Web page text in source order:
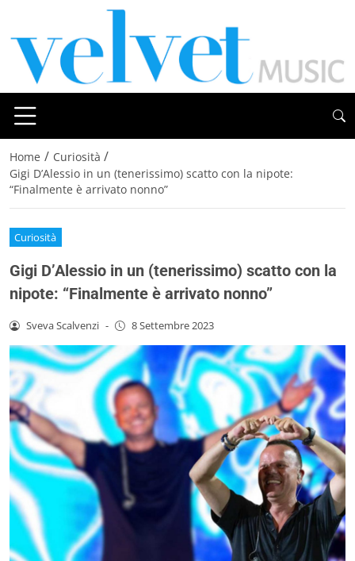
Home / Curiosità /
Gigi D’Alessio in un (tenerissimo) scatto con la nipote:
“Finalmente è arrivato nonno”
Curiosità
Gigi D’Alessio in un (tenerissimo) scatto con la
nipote: “Finalmente è arrivato nonno”
Sveva Scalvenzi - 8 Settembre 2023